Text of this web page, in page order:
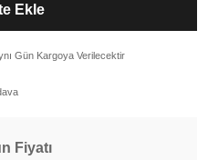
Ekle
Gün Kargoya Verilecektir
Fiyatı